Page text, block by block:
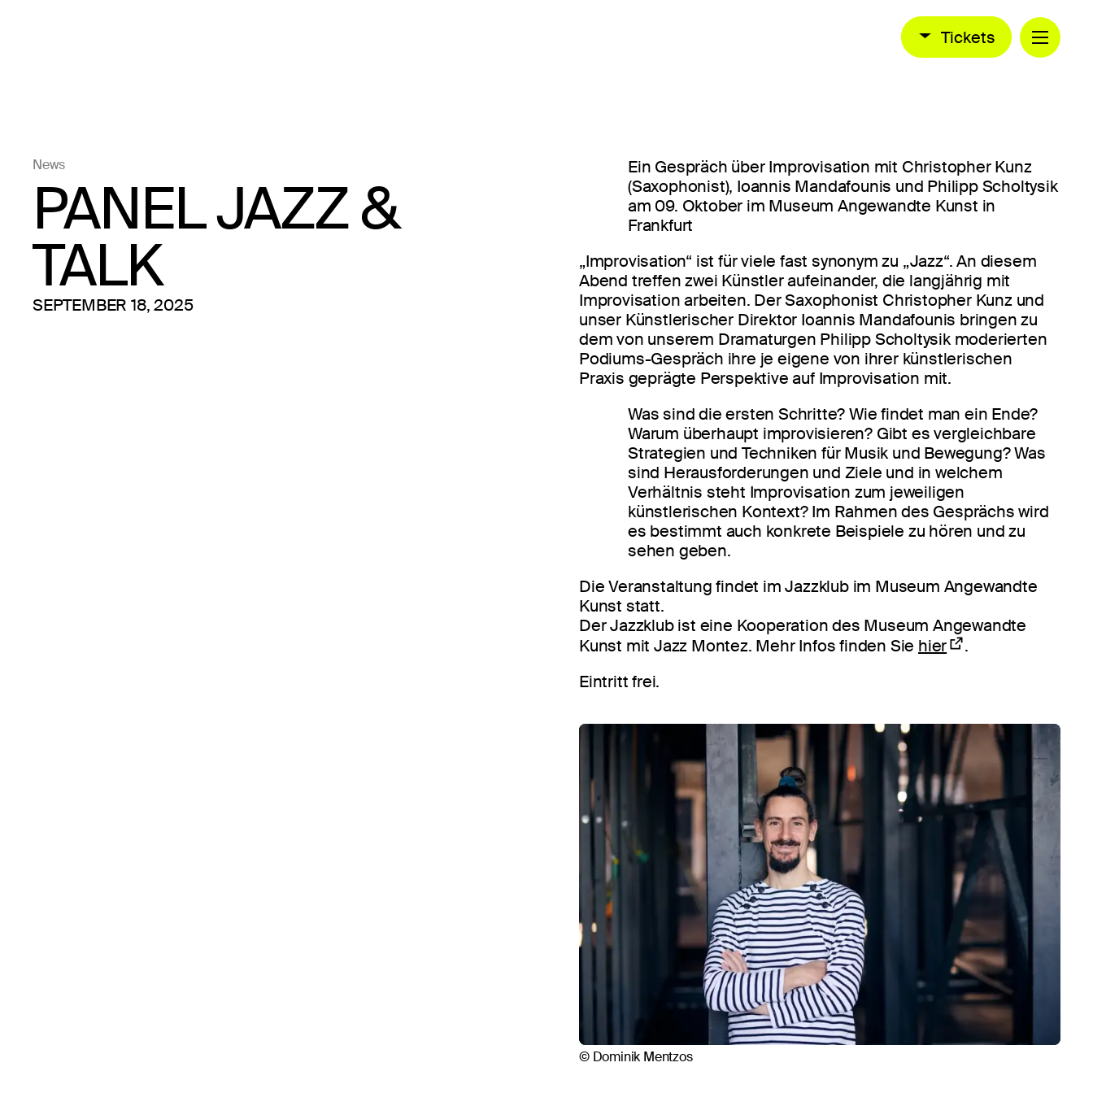
Tickets
News
PANEL JAZZ &
TALK
SEPTEMBER 18, 2025
Ein Gespräch über Improvisation mit Christopher Kunz
(Saxophonist), Ioannis Mandafounis und Philipp Scholtysik
am 09. Oktober im Museum Angewandte Kunst in
Frankfurt
„Improvisation“ ist für viele fast synonym zu „Jazz“. An diesem
Abend treffen zwei Künstler aufeinander, die langjährig mit
Improvisation arbeiten. Der Saxophonist Christopher Kunz und
unser Künstlerischer Direktor Ioannis Mandafounis bringen zu
dem von unserem Dramaturgen Philipp Scholtysik moderierten
Podiums-Gespräch ihre je eigene von ihrer künstlerischen
Praxis geprägte Perspektive auf Improvisation mit.
Was sind die ersten Schritte? Wie findet man ein Ende?
Warum überhaupt improvisieren? Gibt es vergleichbare
Strategien und Techniken für Musik und Bewegung? Was
sind Herausforderungen und Ziele und in welchem
Verhältnis steht Improvisation zum jeweiligen
künstlerischen Kontext? Im Rahmen des Gesprächs wird
es bestimmt auch konkrete Beispiele zu hören und zu
sehen geben.
Die Veranstaltung findet im Jazzklub im Museum Angewandte
Kunst statt.
Der Jazzklub ist eine Kooperation des Museum Angewandte
Kunst mit Jazz Montez. Mehr Infos finden Sie hier
.
Eintritt frei.
© Dominik Mentzos